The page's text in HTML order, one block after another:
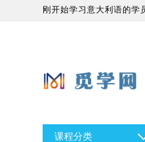
刚开始学习意大利语的
课程分类